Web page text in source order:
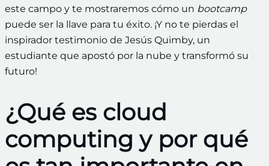
este campo y te mostraremos cómo un bootcamp
puede ser la llave para tu éxito. ¡Y no te pierdas el
inspirador testimonio de Jesús Quimby, un
estudiante que apostó por la nube y transformó su
futuro!
¿Qué es cloud
computing y por qué